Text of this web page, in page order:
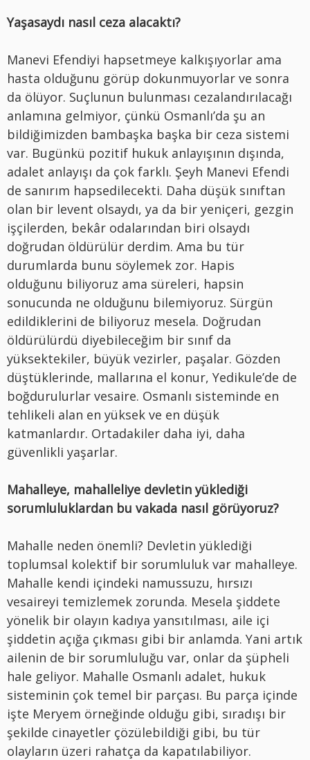
Yaşasaydı nasıl ceza alacaktı?
Manevi Efendiyi hapsetmeye kalkışıyorlar ama
hasta olduğunu görüp dokunmuyorlar ve sonra
da ölüyor. Suçlunun bulunması cezalandırılacağı
anlamına gelmiyor, çünkü Osmanlı’da şu an
bildiğimizden bambaşka başka bir ceza sistemi
var. Bugünkü pozitif hukuk anlayışının dışında,
adalet anlayışı da çok farklı. Şeyh Manevi Efendi
de sanırım hapsedilecekti. Daha düşük sınıftan
olan bir levent olsaydı, ya da bir yeniçeri, gezgin
işçilerden, bekâr odalarından biri olsaydı
doğrudan öldürülür derdim. Ama bu tür
durumlarda bunu söylemek zor. Hapis
olduğunu biliyoruz ama süreleri, hapsin
sonucunda ne olduğunu bilemiyoruz. Sürgün
edildiklerini de biliyoruz mesela. Doğrudan
öldürülürdü diyebileceğim bir sınıf da
yüksektekiler, büyük vezirler, paşalar. Gözden
düştüklerinde, mallarına el konur, Yedikule’de de
boğdurulurlar vesaire. Osmanlı sisteminde en
tehlikeli alan en yüksek ve en düşük
katmanlardır. Ortadakiler daha iyi, daha
güvenlikli yaşarlar.
Mahalleye, mahalleliye devletin yüklediği
sorumluluklardan bu vakada nasıl görüyoruz?
Mahalle neden önemli? Devletin yüklediği
toplumsal kolektif bir sorumluluk var mahalleye.
Mahalle kendi içindeki namussuzu, hırsızı
vesaireyi temizlemek zorunda. Mesela şiddete
yönelik bir olayın kadıya yansıtılması, aile içi
şiddetin açığa çıkması gibi bir anlamda. Yani artık
ailenin de bir sorumluluğu var, onlar da şüpheli
hale geliyor. Mahalle Osmanlı adalet, hukuk
sisteminin çok temel bir parçası. Bu parça içinde
işte Meryem örneğinde olduğu gibi, sıradışı bir
şekilde cinayetler çözülebildiği gibi, bu tür
olayların üzeri rahatça da kapatılabiliyor.